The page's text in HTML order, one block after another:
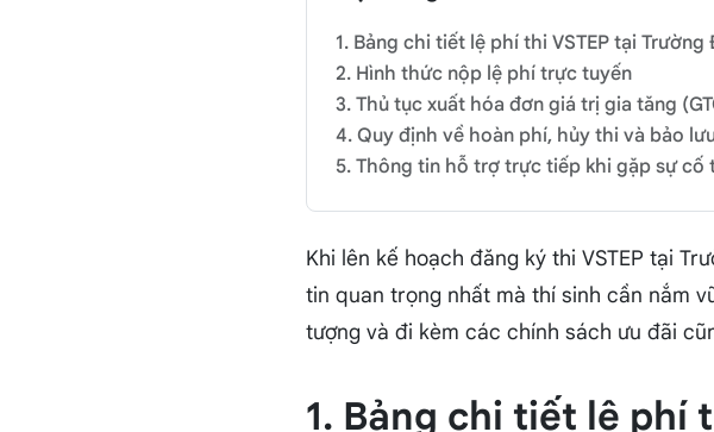
1. Bảng chi tiết lệ phí thi VSTEP tại
2. Hình thức nộp lệ phí trực tuyến
3. Thủ tục xuất hóa đơn giá trị gia tăng
4. Quy định về hoàn phí, hủy thi và bảo
5. Thông tin hỗ trợ trực tiếp khi gặp sự cố
Khi lên kế hoạch đăng ký thi VSTEP tại
tin quan trọng nhất mà thí sinh cần nắm
tượng và đi kèm các chính sách ưu đãi
1. Bảng chi tiết lệ phí